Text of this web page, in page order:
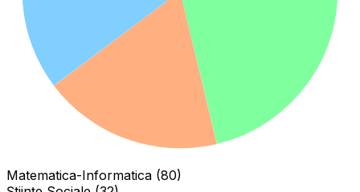
Matematica-Informatica (80)